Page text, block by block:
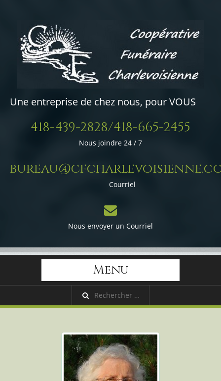
Une entreprise de chez nous, pour VOUS
418-439-2828/418-665-2455
Nous joindre 24 / 7
Courriel
Nous envoyer un Courriel
Menu